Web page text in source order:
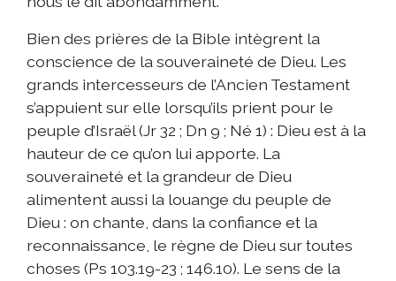
Bien des prières de la Bible intègrent la
conscience de la souveraineté de Dieu. Les
grands intercesseurs de l’Ancien Testament
s’appuient sur elle lorsqu’ils prient pour le
peuple d’Israël (Jr 32 ; Dn 9 ; Né 1) : Dieu est à la
hauteur de ce qu’on lui apporte. La
souveraineté et la grandeur de Dieu
alimentent aussi la louange du peuple de
Dieu : on chante, dans la confiance et la
reconnaissance, le règne de Dieu sur toutes
choses (Ps 103.19-23 ; 146.10). Le sens de la